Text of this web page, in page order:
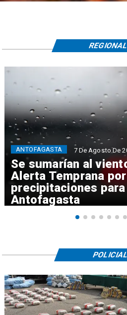
Se sumarían al
Alerta Temprana por
precipitaciones para
Antofagasta
ANTOFAGASTA 7 De Agosto De
REGIONAL
POLICIAL